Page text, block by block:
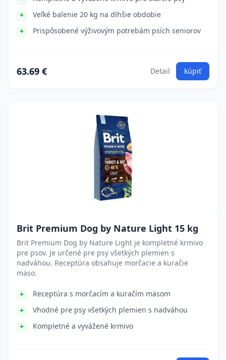
Veľké balenie 20 kg na dlhšie obdobie
Prispôsobené výživovým potrebám psích seniorov
63.69 € Detail kúpiť
Brit Premium Dog by Nature Light 15 kg
Brit Premium Dog by Nature Light je kompletné krmivo
pre psov. Je určené pre psy všetkých plemien s
nadváhou. Receptúra obsahuje morčacie a kuračie
mäso.
Receptúra s morčacím a kuračím mäsom
Vhodné pre psy všetkých plemien s nadváhou
Kompletné a vyvážené krmivo